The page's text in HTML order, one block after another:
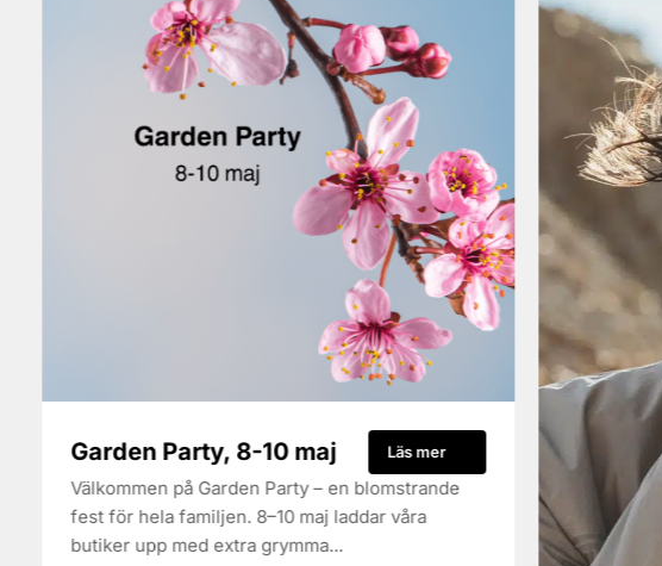
Garden Party, 8-10 maj Läs mer
Välkommen på Garden Party – en blomstrande
fest för hela familjen. 8–10 maj laddar våra
butiker upp med extra grymma...